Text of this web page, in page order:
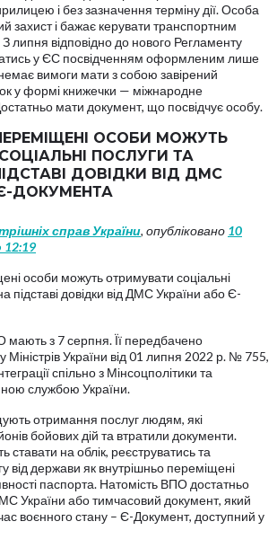
і без зазначення терміну дії. Особа
захист і бажає керувати транспортним
липня відповідно до нового Регламенту
у ЄС посвідченням оформленим лише
вимоги мати з собою завірений
у формі книжечки — міжнародне
мати документ, що посвідчує особу.
ОСОБИ МОЖУТЬ
ПОСЛУГИ ТА
ДОВІДКИ ВІД ДМС
ДОКУМЕНТА
справ України, опубліковано 10
12:19
особи можуть отримувати соціальні
підставі довідки від ДМС України або Є-
мають з 7 серпня. Її передбачено
Міністрів України від 01 липня 2022 р. № 755,
спільно з Мінсоцполітики та
службою України.
отримання послуг людям, які
бойових дій та втратили документи.
ставати на облік, реєструватись та
від держави як внутрішньо переміщені
паспорта. Натомість ВПО достатньо
України або тимчасовий документ, який
воєнного стану – Є-Документ, доступний у